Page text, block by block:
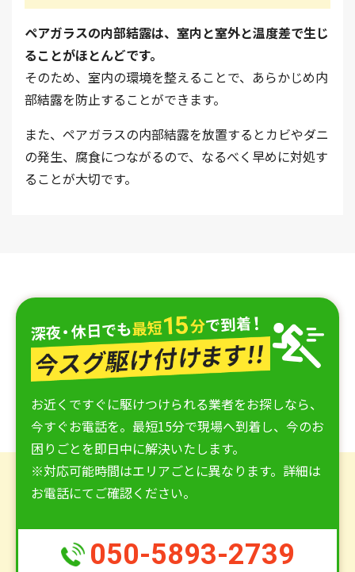
ペアガラスの内部結露は、室内と室外と温度差で生じ
ることがほとんどです。
そのため、室内の環境を整えることで、あらかじめ内
部結露を防止することができます。
また、ペアガラスの内部結露を放置するとカビやダニ
の発生、腐食につながるので、なるべく早めに対処す
ることが大切です。
お近くですぐに駆けつけられる業者をお探しなら、
今すぐお電話を。最短15分で現場へ到着し、今のお
困りごとを即日中に解決いたします。
※対応可能時間はエリアごとに異なります。詳細は
お電話にてご確認ください。
050-5893-2739